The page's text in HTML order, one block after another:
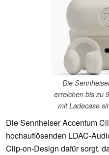
Die
erreichen bis zu
mit Ladecase
Die Sennheiser Accentum
hochauflösenden LDAC-
Clip-on-Design dafür sorgt,